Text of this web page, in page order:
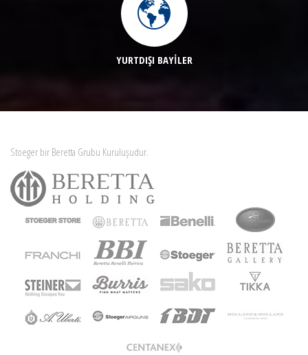
YURTDIŞI BAYİLER
Stoeger bir Beretta Grubu Kuruluşudur.